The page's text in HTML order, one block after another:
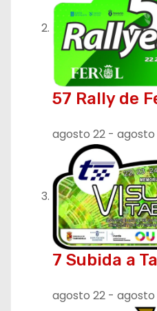
57 Rally de
agosto 22 - agosto
7 Subida a
agosto 22 - agosto